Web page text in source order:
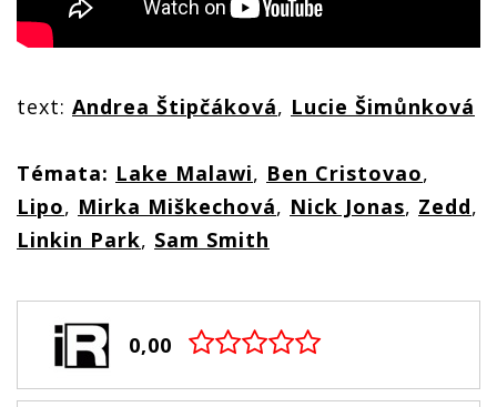
text: Andrea Štipčáková, Lucie Šimůnková
Témata: Lake Malawi, Ben Cristovao,
Lipo, Mirka Miškechová, Nick Jonas, Zedd,
Linkin Park, Sam Smith
0,00